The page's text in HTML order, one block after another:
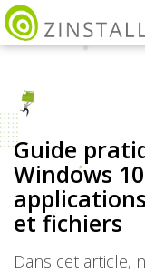
Guide
Windows
et fichiers
Dans cet article,